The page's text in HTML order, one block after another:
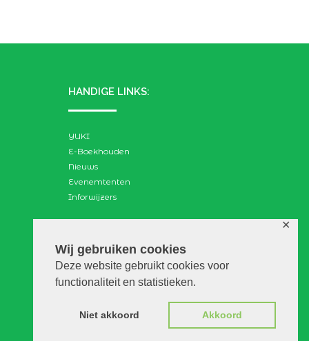
Wij gebruiken cookies
Deze website gebruikt cookies voor
functionaliteit en statistieken.
Niet akkoord Akkoord
✕
HANDIGE LINKS:
YUKI
E-Boekhouden
Nieuws
Evenemtenten
Inforwijzers
Search